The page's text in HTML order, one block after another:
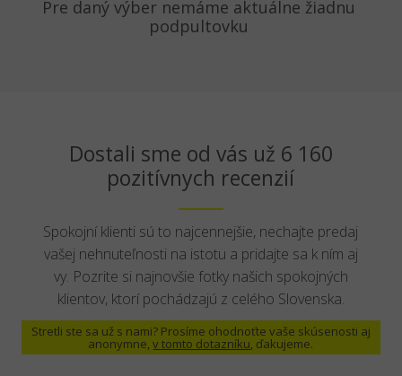
Pre daný výber nemáme aktuálne žiadnu
podpultovku
Dostali sme od vás už 6 160
pozitívnych recenzií
Spokojní klienti sú to najcennejšie, nechajte predaj
vašej nehnuteľnosti na istotu a pridajte sa k ním aj
vy. Pozrite si najnovšie fotky našich spokojných
klientov, ktorí pochádzajú z celého Slovenska.
Stretli ste sa už s nami? Prosíme ohodnoťte vaše skúsenosti aj
anonymne,v tomto dotazníku, ďakujeme.